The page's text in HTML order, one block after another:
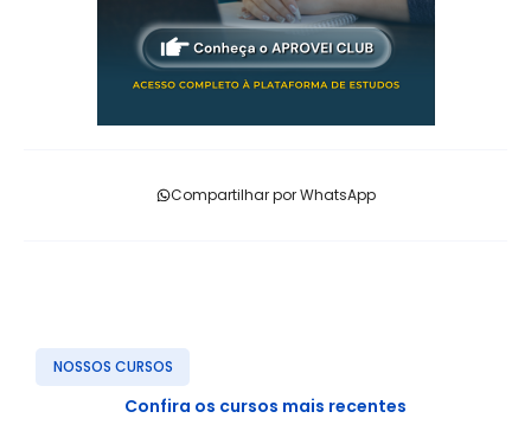
Compartilhar por WhatsApp
NOSSOS CURSOS
Confira os cursos mais recentes